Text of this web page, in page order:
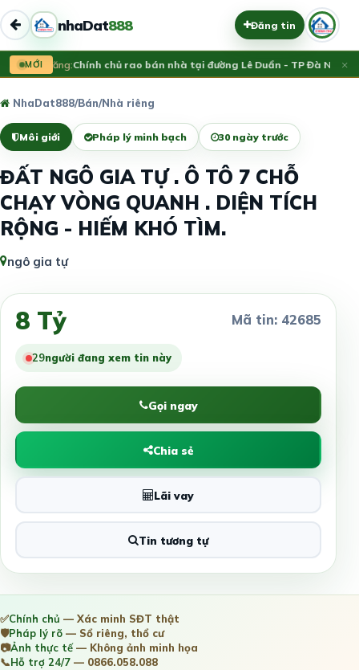
nhaDat888 Đăng tin
MỚI
Vừa đăng:Chính chủ rao bán nhà tại đường Lê Duẩn - TP Đà Nẵng;×
NhaDat888/Bán/Nhà riêng
Môi giới Pháp lý minh bạch 30 ngày trước
ĐẤT NGÔ GIA TỰ . Ô TÔ 7 CHỖ
CHẠY VÒNG QUANH . DIỆN TÍCH
RỘNG - HIẾM KHÓ TÌM.
ngô gia tự
8 Tỷ Mã tin: 42685
30người đang xem tin này
Gọi ngay
Chia sẻ
Lãi vay
Tin tương tự
✅Chính chủ — Xác minh SĐT thật
🛡️Pháp lý rõ — Sổ riêng, thổ cư
📷Ảnh thực tế— Không ảnh minh họa
📞Hỗ trợ 24/7 — 0866.058.088